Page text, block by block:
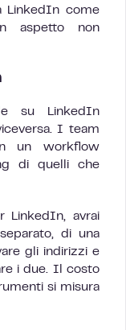
LinkedIn come
aspetto non
su LinkedIn
I team
un workflow
di quelli che
LinkedIn, avrai
di una
gli indirizzi e
i due. Il costo
si misura